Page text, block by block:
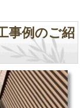
事例のご紹